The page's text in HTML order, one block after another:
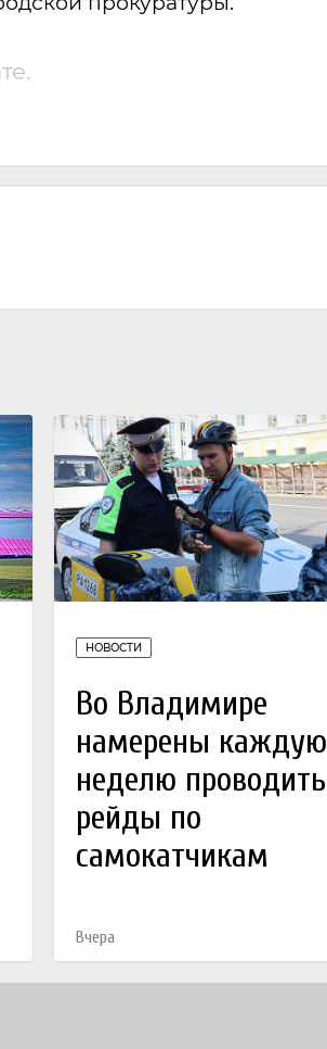
НОВОСТИ
Во Владимире
намерены каждую
неделю проводить
рейды по
самокатчикам
Вчера